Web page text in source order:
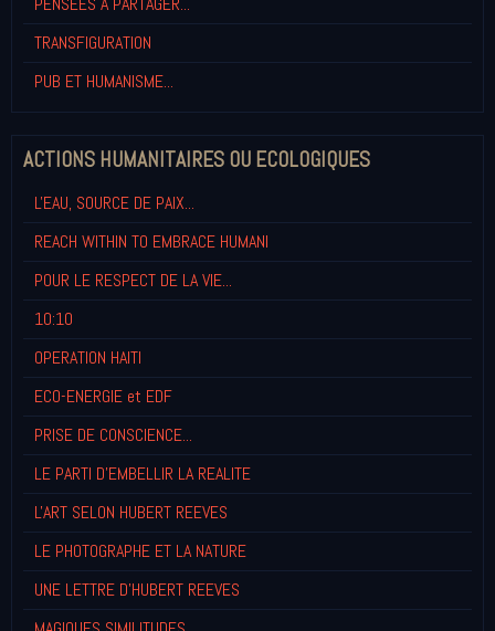
TRANSFIGURATION
PUB ET HUMANISME...
ACTIONS HUMANITAIRES OU ECOLOGIQUES
L'EAU, SOURCE DE PAIX...
REACH WITHIN TO EMBRACE HUMANI
POUR LE RESPECT DE LA VIE...
10:10
OPERATION HAITI
ECO-ENERGIE et EDF
PRISE DE CONSCIENCE...
LE PARTI D'EMBELLIR LA REALITE
L'ART SELON HUBERT REEVES
LE PHOTOGRAPHE ET LA NATURE
UNE LETTRE D'HUBERT REEVES